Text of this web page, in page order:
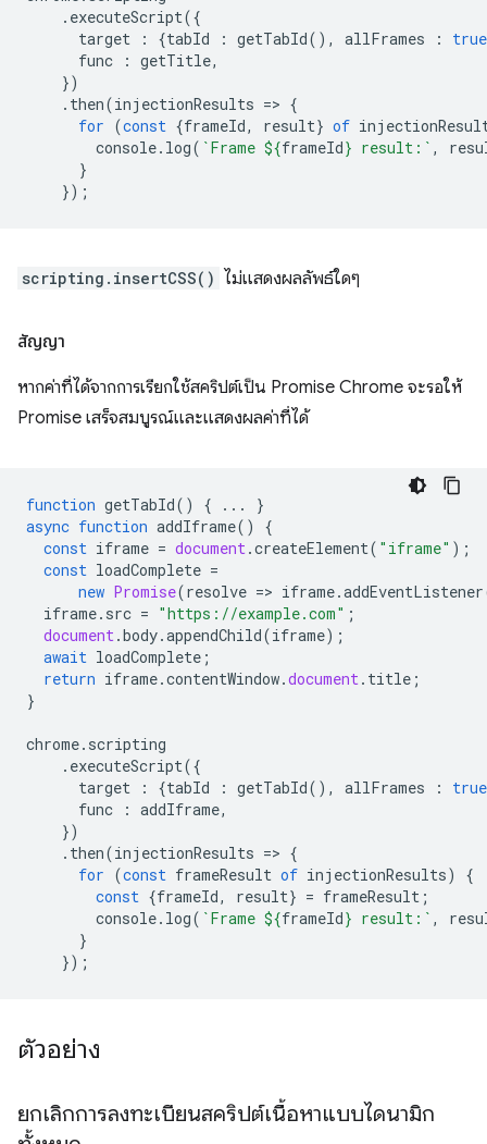
. executeScript({
target
: {tabId : getTabId(), allFrames :
true
func
: getTitle,
})
. then(injectionResults => {
for (const {frameId, result} of
console. log( `Frame ${frameId} result:` ,
}
});
scripting.insertCSS() ไม่แสดงผลลัพธ์ใดๆ
สัญญา
หากค่าที่ได้จากการเรียกใช้สคริปต์เป็น Promise Chrome จะรอให้
Promise เสร็จสมบูรณ์และแสดงผลค่าที่ได้
function getTabId() { ...
}
async function addIframe()
{
const iframe = document.createElement( "iframe" );
const loadComplete =
new Promise(resolve => iframe.addEventListener
iframe. src = "https://example.com" ;
document.body.appendChild(iframe);
await loadComplete ;
return iframe.contentWindow.document. title ;
}
chrome. scripting
. executeScript({
target
: {tabId : getTabId(), allFrames :
true
func
: addIframe,
})
. then(injectionResults => {
for (const frameResult of injectionResults)
{
const {frameId, result} = frameResult ;
console. log( `Frame ${frameId} result:` ,
}
});
ตัวอย่าง
ยกเลิกการลงทะเบียนสคริปต์เนื้อหาแบบไดนามิก